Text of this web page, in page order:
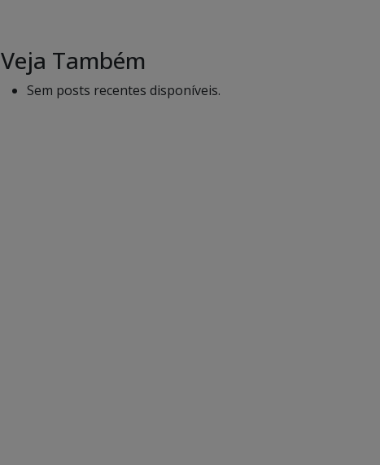
Veja Também
Sem posts recentes disponíveis.